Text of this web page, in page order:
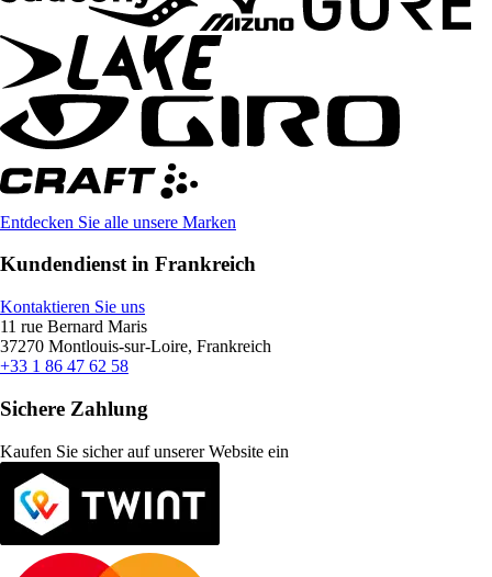
Entdecken Sie alle unsere Marken
Kundendienst in Frankreich
Kontaktieren Sie uns
11 rue Bernard Maris
37270 Montlouis-sur-Loire, Frankreich
+33 1 86 47 62 58
Sichere Zahlung
Kaufen Sie sicher auf unserer Website ein